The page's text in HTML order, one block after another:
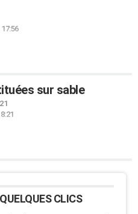
sur sable
CLICS